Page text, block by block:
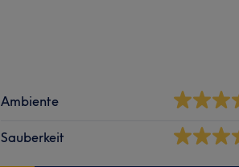
Ambiente
Sauberkeit